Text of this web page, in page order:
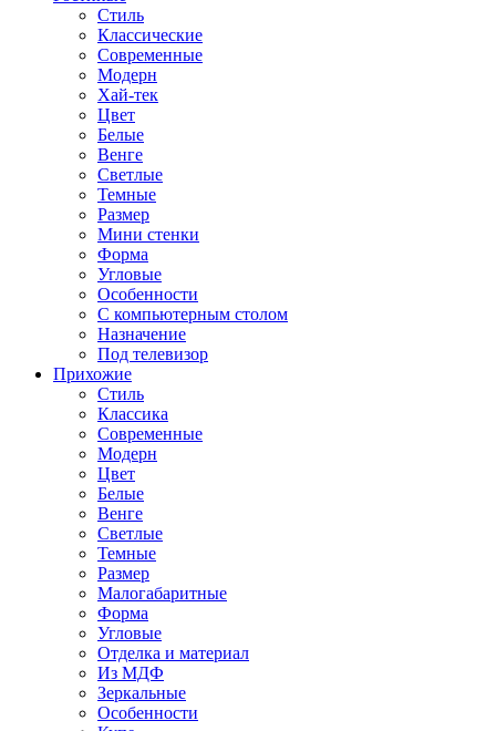
Стиль
Классические
Современные
Модерн
Хай-тек
Цвет
Белые
Венге
Светлые
Темные
Размер
Мини стенки
Форма
Угловые
Особенности
С компьютерным столом
Назначение
Под телевизор
Прихожие
Стиль
Классика
Современные
Модерн
Цвет
Белые
Венге
Светлые
Темные
Размер
Малогабаритные
Форма
Угловые
Отделка и материал
Из МДФ
Зеркальные
Особенности